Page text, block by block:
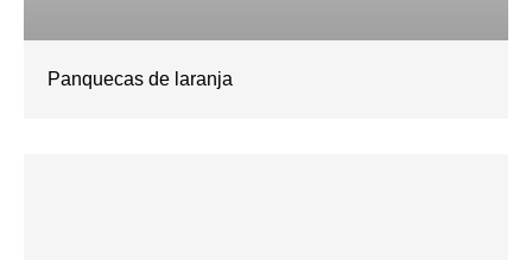
Panquecas de laranja